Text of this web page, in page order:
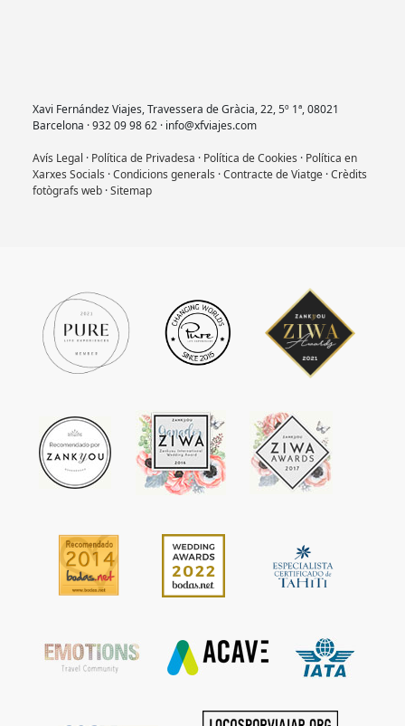
Xavi Fernández Viajes, Travessera de Gràcia, 22, 5º 1ª, 08021
Barcelona · 932 09 98 62 · info@xfviajes.com
Avís Legal · Política de Privadesa · Política de Cookies · Política en
Xarxes Socials ·Condicions generals ·Contracte de Viatge·Crèdits
fotògrafs web·Sitemap